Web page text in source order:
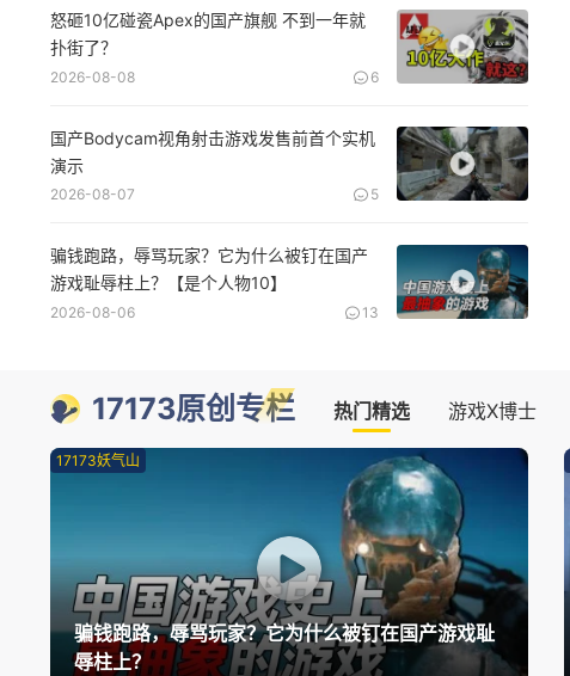
怒砸10亿碰瓷Apex的国产旗舰 不到一年就
扑街了？
2026-08-08 6
国产Bodycam视角射击游戏发售前首个实机
演示
2026-08-07 5
骗钱跑路，辱骂玩家？它为什么被钉在国产
游戏耻辱柱上？【是个人物10】
2026-08-06 13
17173原创专栏 热门精选 游戏X博士
17173妖气山
骗钱跑路，辱骂玩家？它为什么被钉在国产游戏耻
辱柱上？